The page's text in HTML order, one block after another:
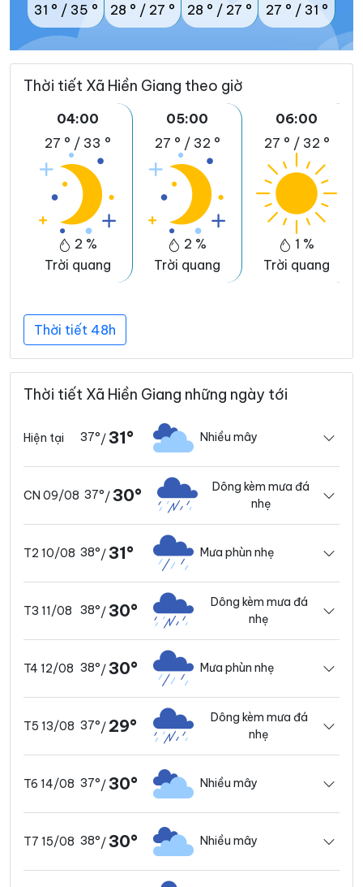
31 ° / 35 ° 28 ° / 27 ° 28 ° / 27 ° 27 ° / 31 °
Thời tiết Xã Hiền Giang theo giờ
04:00
27 ° / 33 °
2 %
Trời quang
05:00
27 ° / 32 °
2 %
Trời quang
06:00
27 ° / 32 °
1 %
Trời quang
Thời tiết 48h
Thời tiết Xã Hiền Giang những ngày tới
Hiện tại 37°/31° Nhiều mây
CN 09/08 37°/30°
Dông kèm mưa đá
nhẹ
T2 10/08 38°/31° Mưa phùn nhẹ
T3 11/08 38°/30°
Dông kèm mưa đá
nhẹ
T4 12/08 38°/30° Mưa phùn nhẹ
T5 13/08 37°/ 29°
Dông kèm mưa đá
nhẹ
T6 14/08 37°/30° Nhiều mây
T7 15/08 38°/30° Nhiều mây